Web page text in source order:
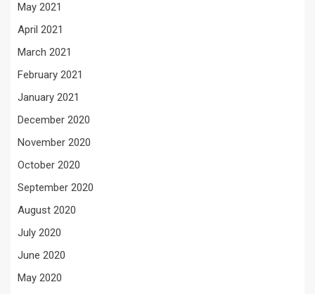
May 2021
April 2021
March 2021
February 2021
January 2021
December 2020
November 2020
October 2020
September 2020
August 2020
July 2020
June 2020
May 2020